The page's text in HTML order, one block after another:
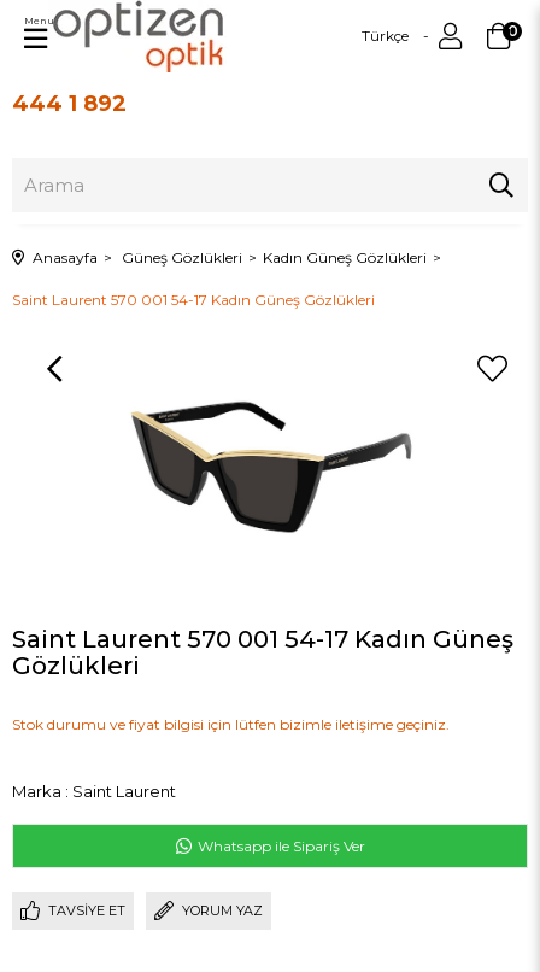
444 1 892
Türkçe 0
Menu
Anasayfa Güneş Gözlükleri Kadın Güneş Gözlükleri
Saint Laurent 570 001 54-17 Kadın Güneş Gözlükleri
Saint Laurent 570 001 54-17 Kadın Güneş
Gözlükleri
Stok durumu ve fiyat bilgisi için lütfen bizimle iletişime geçiniz.
Marka : Saint Laurent
Whatsapp ile Sipariş Ver
TAVSIYE ET YORUM YAZ